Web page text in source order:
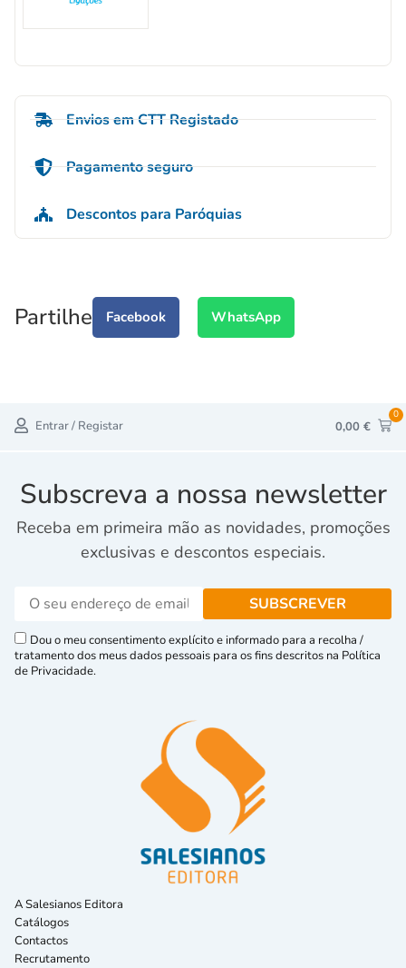
Envios em CTT Registado
Pagamento seguro
Descontos para Paróquias
Partilhe Facebook WhatsApp
Entrar / Registar 0,00 €
0
Subscreva a nossa newsletter
Receba em primeira mão as novidades, promoções
exclusivas e descontos especiais.
Dou o meu consentimento explícito e informado para a recolha /
tratamento dos meus dados pessoais para os fins descritos na Política
de Privacidade.
A Salesianos Editora
Catálogos
Contactos
Recrutamento